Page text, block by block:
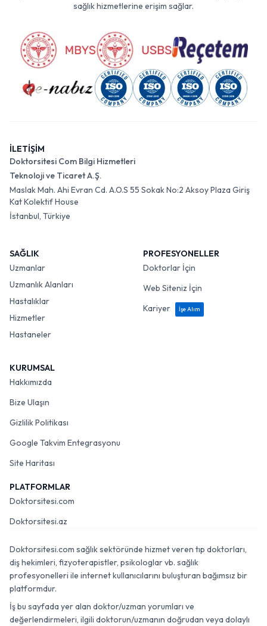
sağlık hizmetlerine erişim sağlar.
İLETİŞİM
Doktorsitesi Com Bilgi Hizmetleri
Teknoloji ve Ticaret A.Ş.
Maslak Mah. Ahi Evran Cd. A.O.S 55 Sokak No:2 Aksoy Plaza Giriş
Kat Kolektif House
İstanbul, Türkiye
SAĞLIK
Uzmanlar
Uzmanlık Alanları
Hastalıklar
Hizmetler
Hastaneler
PROFESYONELLER
Doktorlar İçin
Web Siteniz İçin
Kariyer
İşe Alım
KURUMSAL
Hakkımızda
Bize Ulaşın
Gizlilik Politikası
Google Takvim Entegrasyonu
Site Haritası
PLATFORMLAR
Doktorsitesi.com
Doktorsitesi.az
Doktorsitesi.com sağlık sektöründe hizmet veren tıp doktorları,
diş hekimleri, fizyoterapistler, psikologlar vb. sağlık
profesyonelleri ile internet kullanıcılarını buluşturan bağımsız bir
platformdur.
İş bu sayfada yer alan doktor/uzman yorumları ve
değerlendirmeleri, ilgili doktorun/uzmanın doğrudan veya dolaylı